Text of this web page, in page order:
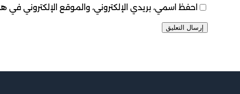
احفظ اسمي، بريدي الإلكتروني، والموقع الإلكتروني